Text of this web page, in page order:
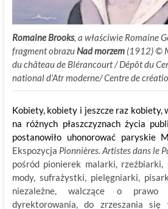
Romaine Brooks, a właściwie Romaine
fragment obrazuNad morzem(1912) ©.
du château de Blérancourt / Dépôt du
national d’Atr moderne/ Centre de
Kobiety, kobiety i jeszcze raz kobiety,
na różnych płaszczyznach życia
postanowiło uhonorować paryskie
Ekspozycja Pionnières. Artistes dans le
pośród pionierek malarki,
mody, sufrażystki, pielęgniarki,
niezależne, walczące o prawo
dyrektorowania, do zrzeszania się